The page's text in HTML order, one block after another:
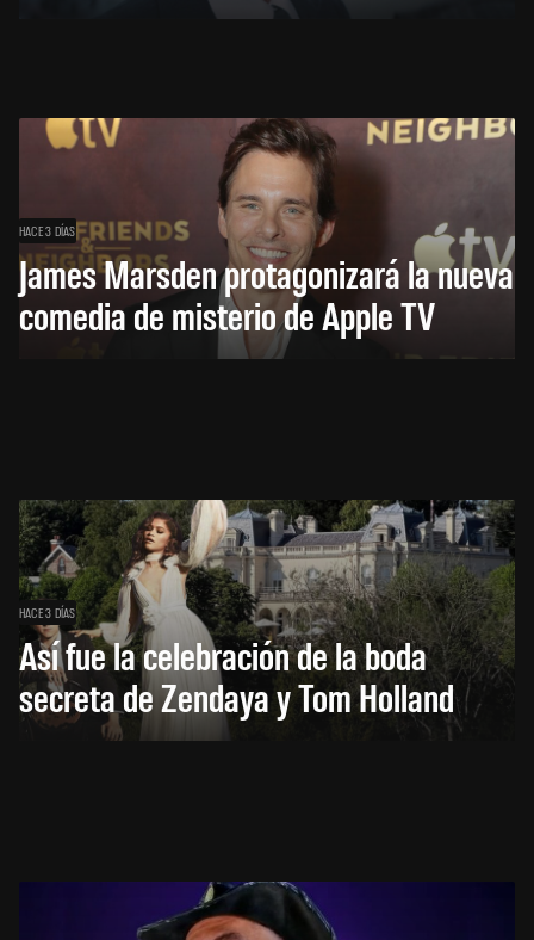
HACE 3 DÍAS
James Marsden protagonizará la nueva
comedia de misterio de Apple TV
HACE 3 DÍAS
Así fue la celebración de la boda
secreta de Zendaya y Tom Holland